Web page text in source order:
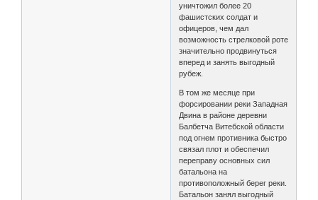
уничтожил более 20
фашистских солдат и
офицеров, чем дал
возможность стрелковой роте
значительно продвинуться
вперед и занять выгодный
рубеж.
В том же месяце при
форсировании реки Западная
Двина в районе деревни
Балбетча Витебской области
под огнем противника быстро
связал плот и обеспечил
переправу основных сил
батальона на
противоположный берег реки.
Батальон занял выгодный